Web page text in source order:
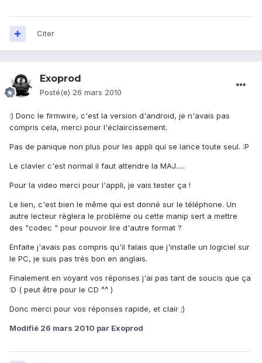
Citer
Exoprod
Posté(e) 26 mars 2010
:) Donc le firmwire, c'est la version d'android, je n'avais pas
compris cela, merci pour l'éclaircissement.
Pas de panique non plus pour les appli qui se lance toute seul. :P
Le clavier c'est normal il faut attendre la MAJ.....
Pour la video merci pour l'appli, je vais tester ça !
Le lien, c'est bien le même qui est donné sur le téléphone. Un
autre lecteur règlera le problème ou cette manip sert a mettre
des "codec " pour pouvoir lire d'autre format ?
Enfaite j'avais pas compris qu'il falais que j'installe un logiciel sur
le PC, je suis pas très bon en anglais.
Finalement en voyant vos réponses j'ai pas tant de soucis que ça
:D ( peut être pour le CD ^^ )
Donc merci pour vos réponses rapide, et clair ;)
Modifié 26 mars 2010 par Exoprod